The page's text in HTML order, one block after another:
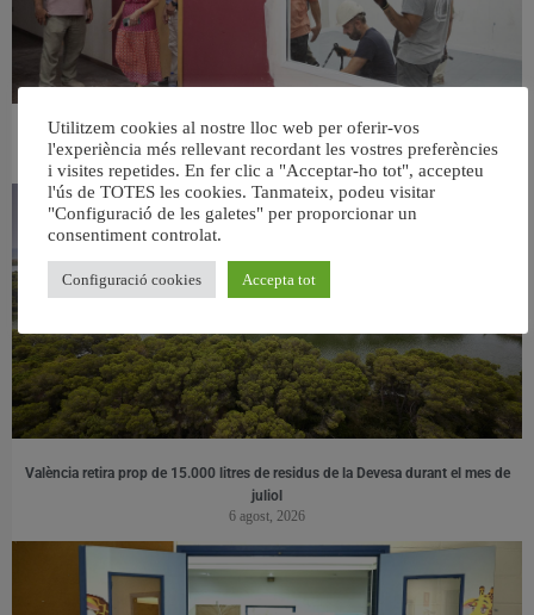
València ultima el nou centre per a persones majors del barri de Sant Antoni
6 agost, 2026
València retira prop de 15.000 litres de residus de la Devesa durant el mes de
juliol
6 agost, 2026
Utilitzem cookies al nostre lloc web per oferir-vos
l'experiència més rellevant recordant les vostres preferències
i visites repetides. En fer clic a "Acceptar-ho tot", accepteu
l'ús de TOTES les cookies. Tanmateix, podeu visitar
"Configuració de les galetes" per proporcionar un
consentiment controlat.
Configuració cookies Accepta tot